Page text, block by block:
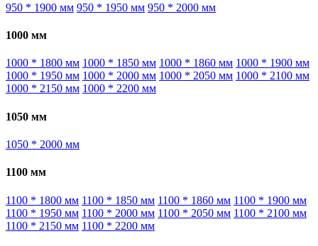
950 * 1900 мм 950 * 1950 мм 950 * 2000 мм
1000 мм
1000 * 1800 мм 1000 * 1850 мм 1000 * 1860 мм 1000 * 1900 мм
1000 * 1950 мм 1000 * 2000 мм 1000 * 2050 мм 1000 * 2100 мм
1000 * 2150 мм 1000 * 2200 мм
1050 мм
1050 * 2000 мм
1100 мм
1100 * 1800 мм 1100 * 1850 мм 1100 * 1860 мм 1100 * 1900 мм
1100 * 1950 мм 1100 * 2000 мм 1100 * 2050 мм 1100 * 2100 мм
1100 * 2150 мм 1100 * 2200 мм